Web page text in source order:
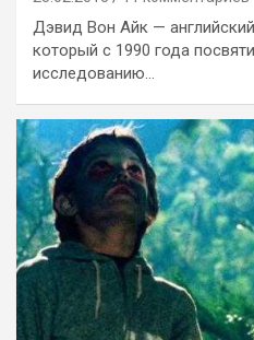
Дэвид Вон Айк —
который с 1990 года
исследованию…